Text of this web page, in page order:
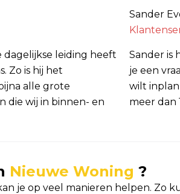
dagelijkse leiding heeft
Zo is hij het
alle grote
die wij in binnen- en
Sander
Sander is
je een
wilt
meer dan
Nieuwe Woning ?
je op veel manieren helpen. Zo